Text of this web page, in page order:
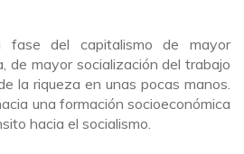
fase del capitalismo de mayor
de mayor socialización del trabajo
la riqueza en unas pocas manos.
una formación socioeconómica
hacia el socialismo.